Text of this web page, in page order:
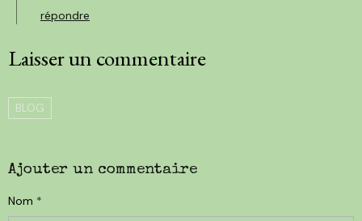
répondre
Laisser un commentaire
BLOG
Ajouter un commentaire
Nom